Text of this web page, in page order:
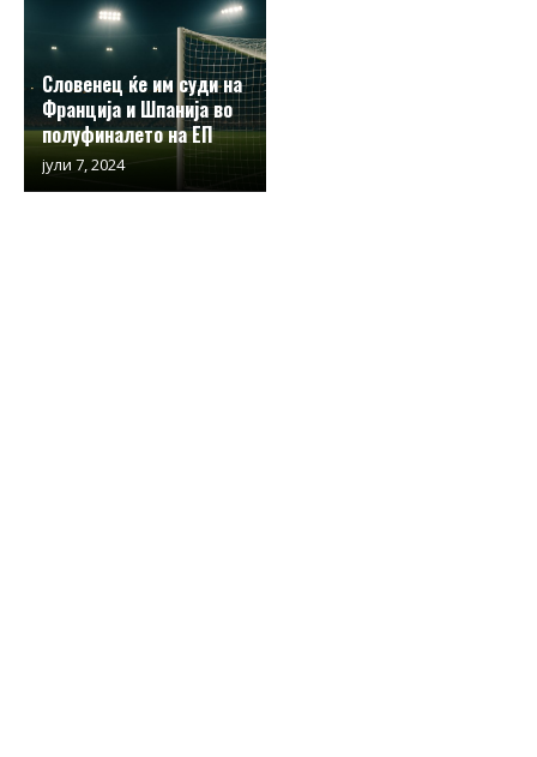
Словенец ќе им суди на
Франција и Шпанија во
полуфиналето на ЕП
јули 7, 2024